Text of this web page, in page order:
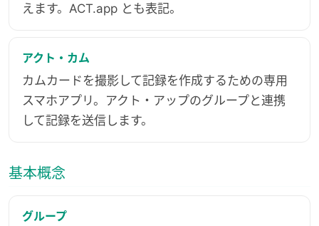
えます。ACT.app とも表記。
アクト・カム
カムカードを撮影して記録を作成するための専用
スマホアプリ。アクト・アップのグループと連携
して記録を送信します。
基本概念
グループ